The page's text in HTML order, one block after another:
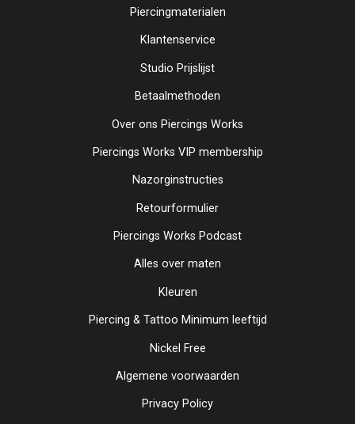
Piercingmaterialen
Klantenservice
Studio Prijslijst
Betaalmethoden
Over ons Piercings Works
Piercings Works VIP membership
Nazorginstructies
Retourformulier
Piercings Works Podcast
Alles over maten
Kleuren
Piercing & Tattoo Minimum leeftijd
Nickel Free
Algemene voorwaarden
Privacy Policy